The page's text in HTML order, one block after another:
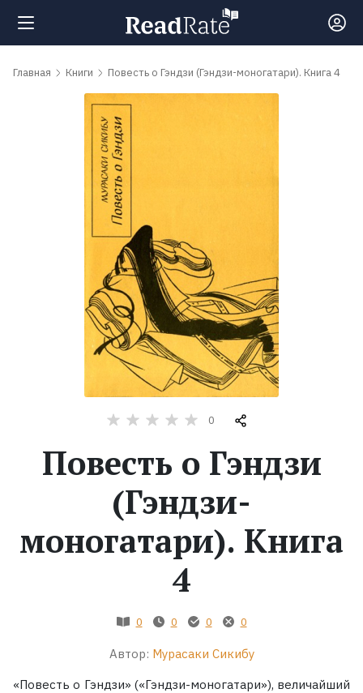
Поиск
обсуждаемые
Коллекции
Главная Книги Повесть о Гэндзи (Гэндзи-моногатари). Книга 4
0
Повесть о Гэндзи
(Гэндзи-
моногатари). Книга
4
0 0 0 0
Автор: Мурасаки Сикибу
«Повесть о Гэндзи» («Гэндзи-моногатари»), величайший